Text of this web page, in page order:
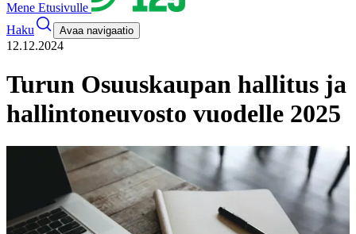
Mene Etusivulle
Haku
Avaa navigaatio
12.12.2024
Turun Osuuskaupan hallitus ja
hallintoneuvosto vuodelle 2025